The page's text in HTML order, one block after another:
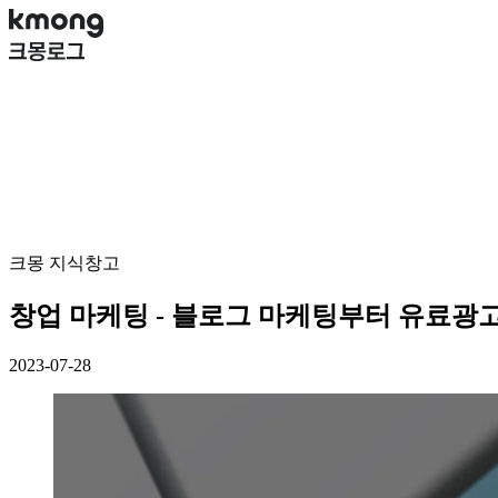
크몽 지식창고
창업 마케팅 - 블로그 마케팅부터 유료광
2023-07-28